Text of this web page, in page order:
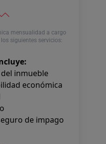
mensualidad a cargo
siguientes servicios:
inmueble
económica
de impago